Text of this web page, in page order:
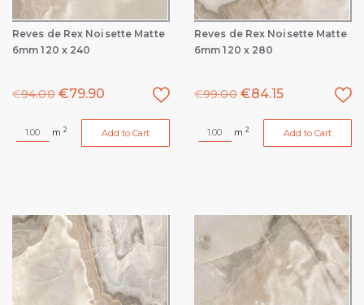
Reves de Rex Noisette Matte
6mm 120 x 240
€94.00 €79.90
m 2 Add to Cart
Reves de Rex Noisette Matte
6mm 120 x 280
€99.00 €84.15
m 2 Add to Cart